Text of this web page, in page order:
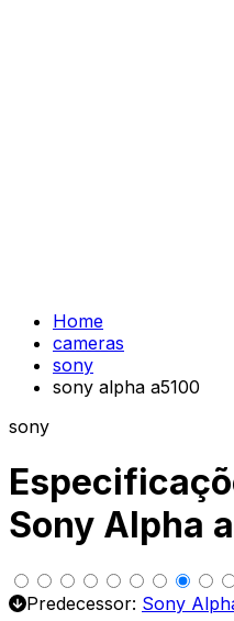
Home
cameras
sony
sony alpha a5100
sony
Sony Alpha
Predecessor: Sony